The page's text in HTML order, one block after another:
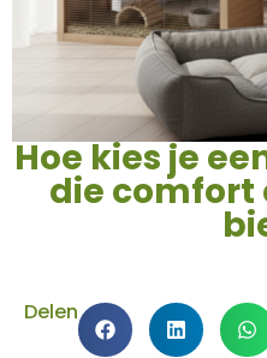
Hoe kies je
die comfort
Delen